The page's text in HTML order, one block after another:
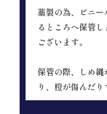
藁製の為、ビニ
るところへ保管
ございます。
保管の際、しめ
り、橙が傷んだり